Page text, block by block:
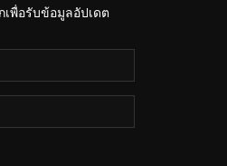
พื่อรับข้อมูลอัปเดต